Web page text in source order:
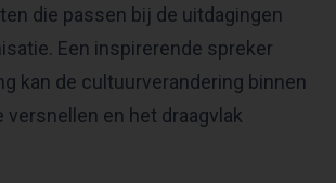
die passen bij de uitdagingen
Een inspirerende spreker
kan de cultuurverandering binnen
versnellen en het draagvlak